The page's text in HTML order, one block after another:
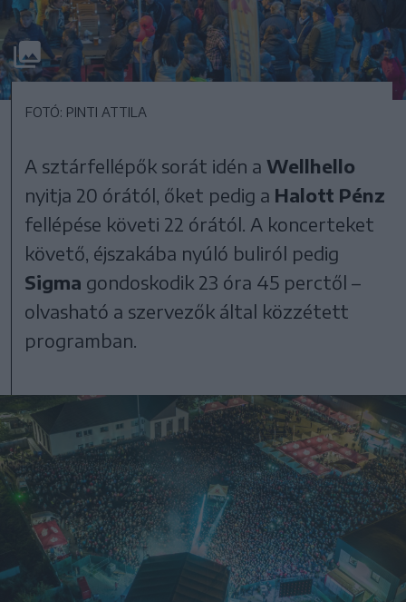
FOTÓ: PINTI ATTILA
A sztárfellépők sorát idén aWellhello
nyitja 20 órától, őket pedig a Halott Pénz
fellépése követi 22 órától. A koncerteket
követő, éjszakába nyúló buliról pedig
Sigma gondoskodik 23 óra 45 perctől –
olvasható a szervezők által közzétett
programban.